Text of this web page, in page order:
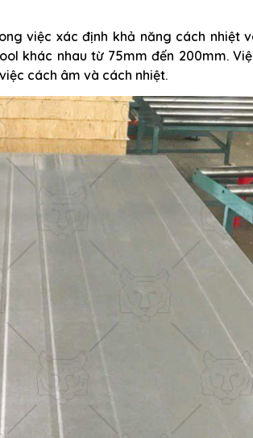
việc xác định khả năng cách nhiệt
khác nhau từ 75mm đến 200mm.
cách âm và cách nhiệt.